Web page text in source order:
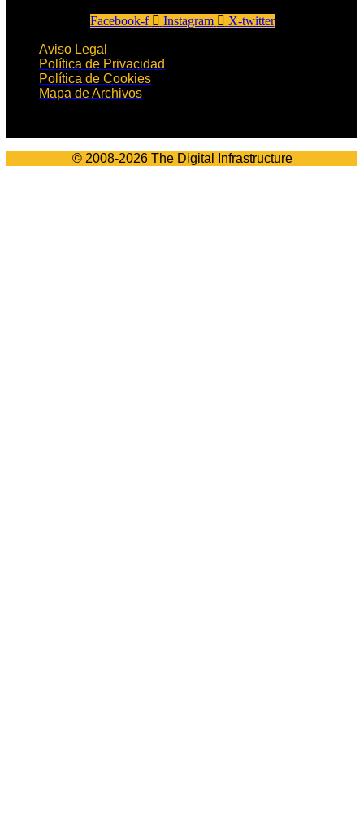
Facebook-f Instagram X-twitter
Aviso Legal
Política de Privacidad
Política de Cookies
Mapa de Archivos
© 2008-2026 The Digital Infrastructure